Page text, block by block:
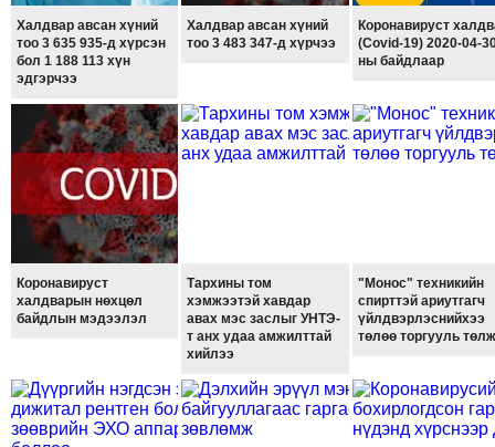
ДЭЛБЭРСЭН
ОСЛЫН
ЭРГЭН
ТӨВСИЙН
ТОДОТГОЛЫН
ЭРГЭН
ТОЙРОНД
ЕРӨНХИЙЛӨГЧИЙН
СОНГУУЛИЙН
ЭРГЭН
ТОЙРОНД
СУРГУУЛИЙН
ЭРГЭН
Халдвар авсан хүний
тоо 3 635 935-д хүрсэн
бол 1 188 113 хүн
эдгэрчээ
Халдвар авсан хүний
тоо 3 483 347-д хүрчээ
Коронавируст
(Covid-19) 2020-04-
ны байдлаар
Коронавируст
халдварын нөхцөл
байдлын мэдээлэл
Тархины том
хэмжээтэй хавдар
авах мэс заслыг УНТЭ-
т анх удаа амжилттай
хийлээ
"Монос" техникийн
спирттэй ариутгагч
үйлдвэрлэснийхээ
төлөө торгууль